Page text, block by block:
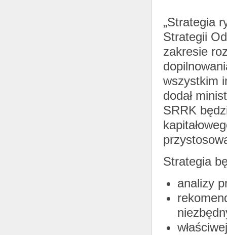
„Strategia
Strategii
zakresie
wszystkim
dodał
SRRK
Strategia
analizy